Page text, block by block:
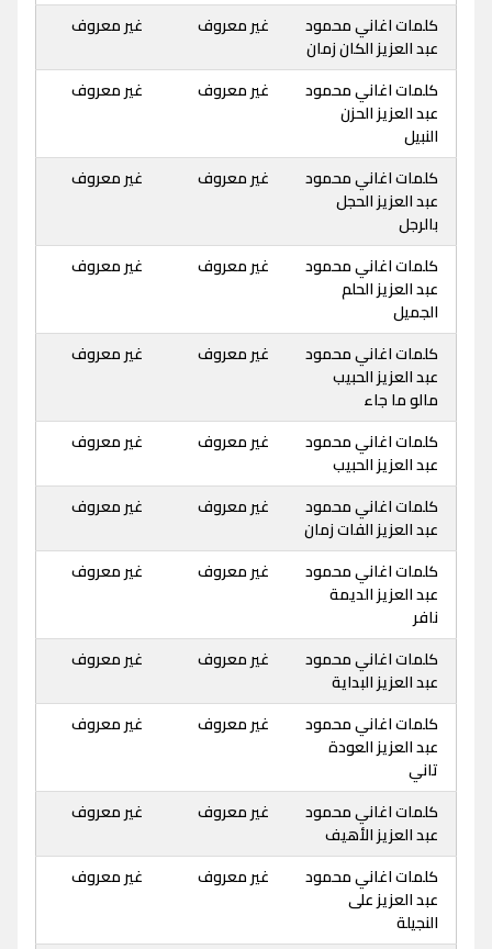
كلمات اغاني محمود
عبد العزيز الكان زمان
غير معروف غير معروف
كلمات اغاني محمود
عبد العزيز الحزن
النبيل
غير معروف غير معروف
كلمات اغاني محمود
عبد العزيز الحجل
بالرجل
غير معروف غير معروف
كلمات اغاني محمود
عبد العزيز الحلم
الجميل
غير معروف غير معروف
كلمات اغاني محمود
عبد العزيز الحبيب
مالو ما جاء
غير معروف غير معروف
كلمات اغاني محمود
عبد العزيز الحبيب
غير معروف غير معروف
كلمات اغاني محمود
عبد العزيز الفات زمان
غير معروف غير معروف
كلمات اغاني محمود
عبد العزيز الديمة
نافر
غير معروف غير معروف
كلمات اغاني محمود
عبد العزيز البداية
غير معروف غير معروف
كلمات اغاني محمود
عبد العزيز العودة
تاني
غير معروف غير معروف
كلمات اغاني محمود
عبد العزيز الأهيف
غير معروف غير معروف
كلمات اغاني محمود
عبد العزيز على
النجيلة
غير معروف غير معروف